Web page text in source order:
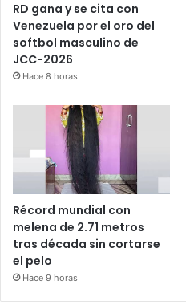
RD gana y se cita con
Venezuela por el oro del
softbol masculino de
JCC-2026
Hace 8 horas
Récord mundial con
melena de 2.71 metros
tras década sin cortarse
el pelo
Hace 9 horas